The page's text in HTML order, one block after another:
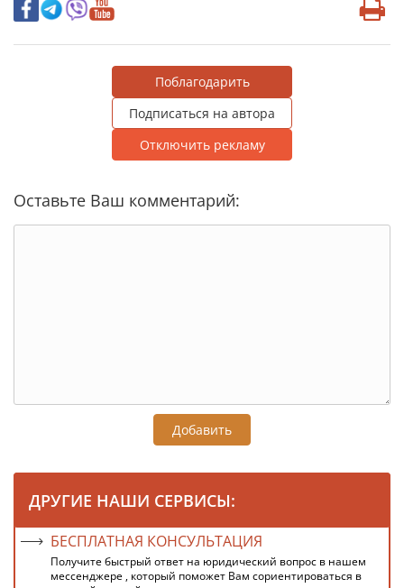
Поблагодарить
Подписаться на автора
Отключить рекламу
Оставьте Ваш комментарий:
Добавить
ДРУГИЕ НАШИ СЕРВИСЫ:
БЕСПЛАТНАЯ КОНСУЛЬТАЦИЯ
Получите быстрый ответ на юридический вопрос в нашем
мессенджере , который поможет Вам сориентироваться в